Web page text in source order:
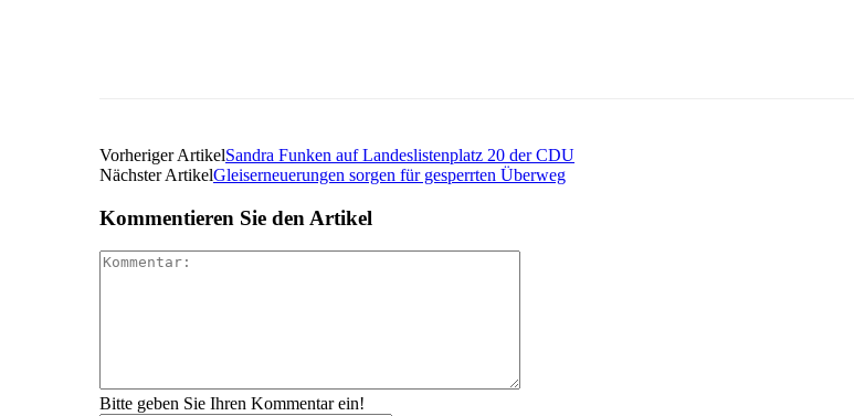
Vorheriger ArtikelSandra Funken auf Landeslistenplatz 20 der CDU
Nächster ArtikelGleiserneuerungen sorgen für gesperrten Überweg
Kommentieren Sie den Artikel
Bitte geben Sie Ihren Kommentar ein!